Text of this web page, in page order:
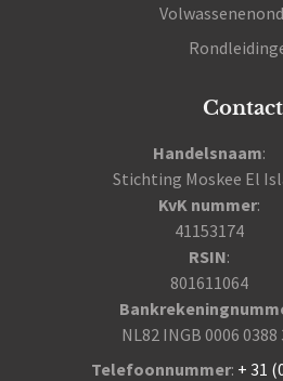
Contact
Handelsnaam:
Stichting Moskee El
KvK nummer:
41153174
RSIN:
801611064
NL82 INGB 0006 0388
Telefoonnummer: + 31